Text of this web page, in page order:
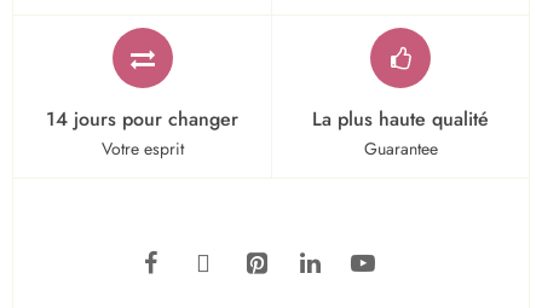
14 jours pour changer
Votre esprit
La plus haute qualité
Guarantee